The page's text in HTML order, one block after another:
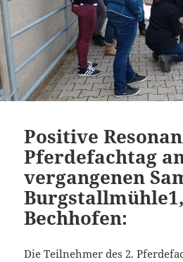
Positive
Pferdefachtag
vergangenen
Bechhofen:
Die Teilnehmer des 2.